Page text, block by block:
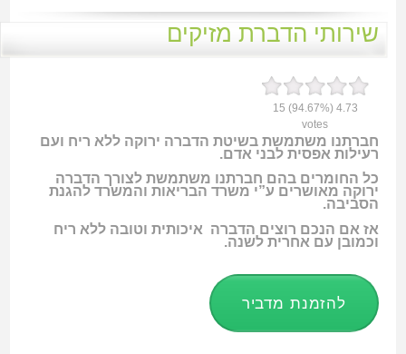
שירותי הדברת מזיקים
4.73
(94.67%)
15
votes
חברתנו משתמשת בשיטת הדברה ירוקה ללא ריח ועם
רעילות אפסית לבני אדם.
כל החומרים בהם חברתנו משתמשת לצורך הדברה
ירוקה מאושרים ע”י משרד הבריאות והמשרד להגנת
הסביבה.
אז אם הנכם רוצים הדברה איכותית וטובה ללא ריח
וכמובן עם אחרית לשנה.
להזמנת מדביר